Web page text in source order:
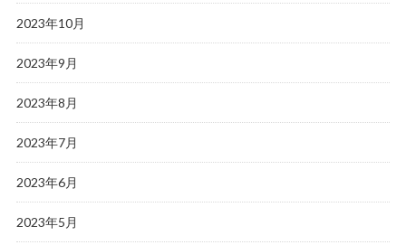
2023年10月
2023年9月
2023年8月
2023年7月
2023年6月
2023年5月